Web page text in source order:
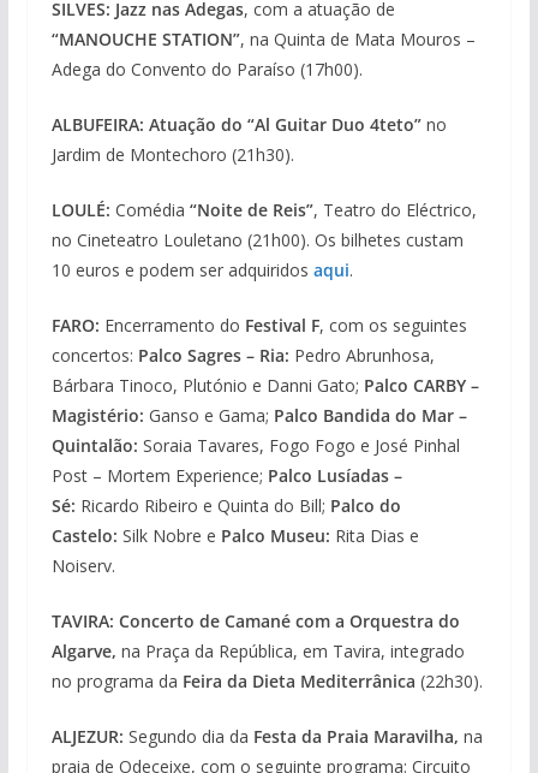
SILVES: Jazz nas Adegas, com a atuação de
“MANOUCHE STATION”, na Quinta de Mata Mouros –
Adega do Convento do Paraíso (17h00).
ALBUFEIRA: Atuação do “Al Guitar Duo 4teto”no
Jardim de Montechoro (21h30).
LOULÉ: Comédia “Noite de Reis”, Teatro do Eléctrico,
no Cineteatro Louletano (21h00). Os bilhetes custam
10 euros e podem ser adquiridos aqui.
FARO: Encerramento do Festival F, com os seguintes
concertos: Palco Sagres – Ria: Pedro Abrunhosa,
Bárbara Tinoco, Plutónio e Danni Gato; Palco CARBY –
Magistério: Ganso e Gama; Palco Bandida do Mar –
Quintalão: Soraia Tavares, Fogo Fogo e José Pinhal
Post – Mortem Experience; Palco Lusíadas –
Sé: Ricardo Ribeiro e Quinta do Bill; Palco do
Castelo: Silk Nobre e Palco Museu: Rita Dias e
Noiserv.
TAVIRA: Concerto de Camané com a Orquestra do
Algarve, na Praça da República, em Tavira, integrado
no programa da Feira da Dieta Mediterrânica (22h30).
ALJEZUR: Segundo dia da Festa da Praia Maravilha, na
praia de Odeceixe, com o seguinte programa: Circuito